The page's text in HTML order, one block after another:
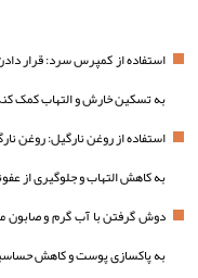
استفاده از کمپرس سرد: قرار
به تسکین خارش و التهاب کمک
استفاده از روغن نارگیل: روغن
به کاهش التهاب و جلوگیری از
دوش گرفتن با آب گرم و صابون
به پاکسازی پوست و کاهش